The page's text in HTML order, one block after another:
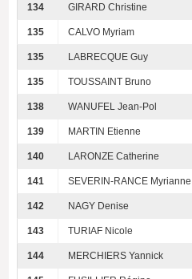
134 GIRARD Christine
135 CALVO Myriam
135 LABRECQUE Guy
135 TOUSSAINT Bruno
138 WANUFEL Jean-Pol
139 MARTIN Etienne
140 LARONZE Catherine
141 SEVERIN-RANCE Myrianne
142 NAGY Denise
143 TURIAF Nicole
144 MERCHIERS Yannick